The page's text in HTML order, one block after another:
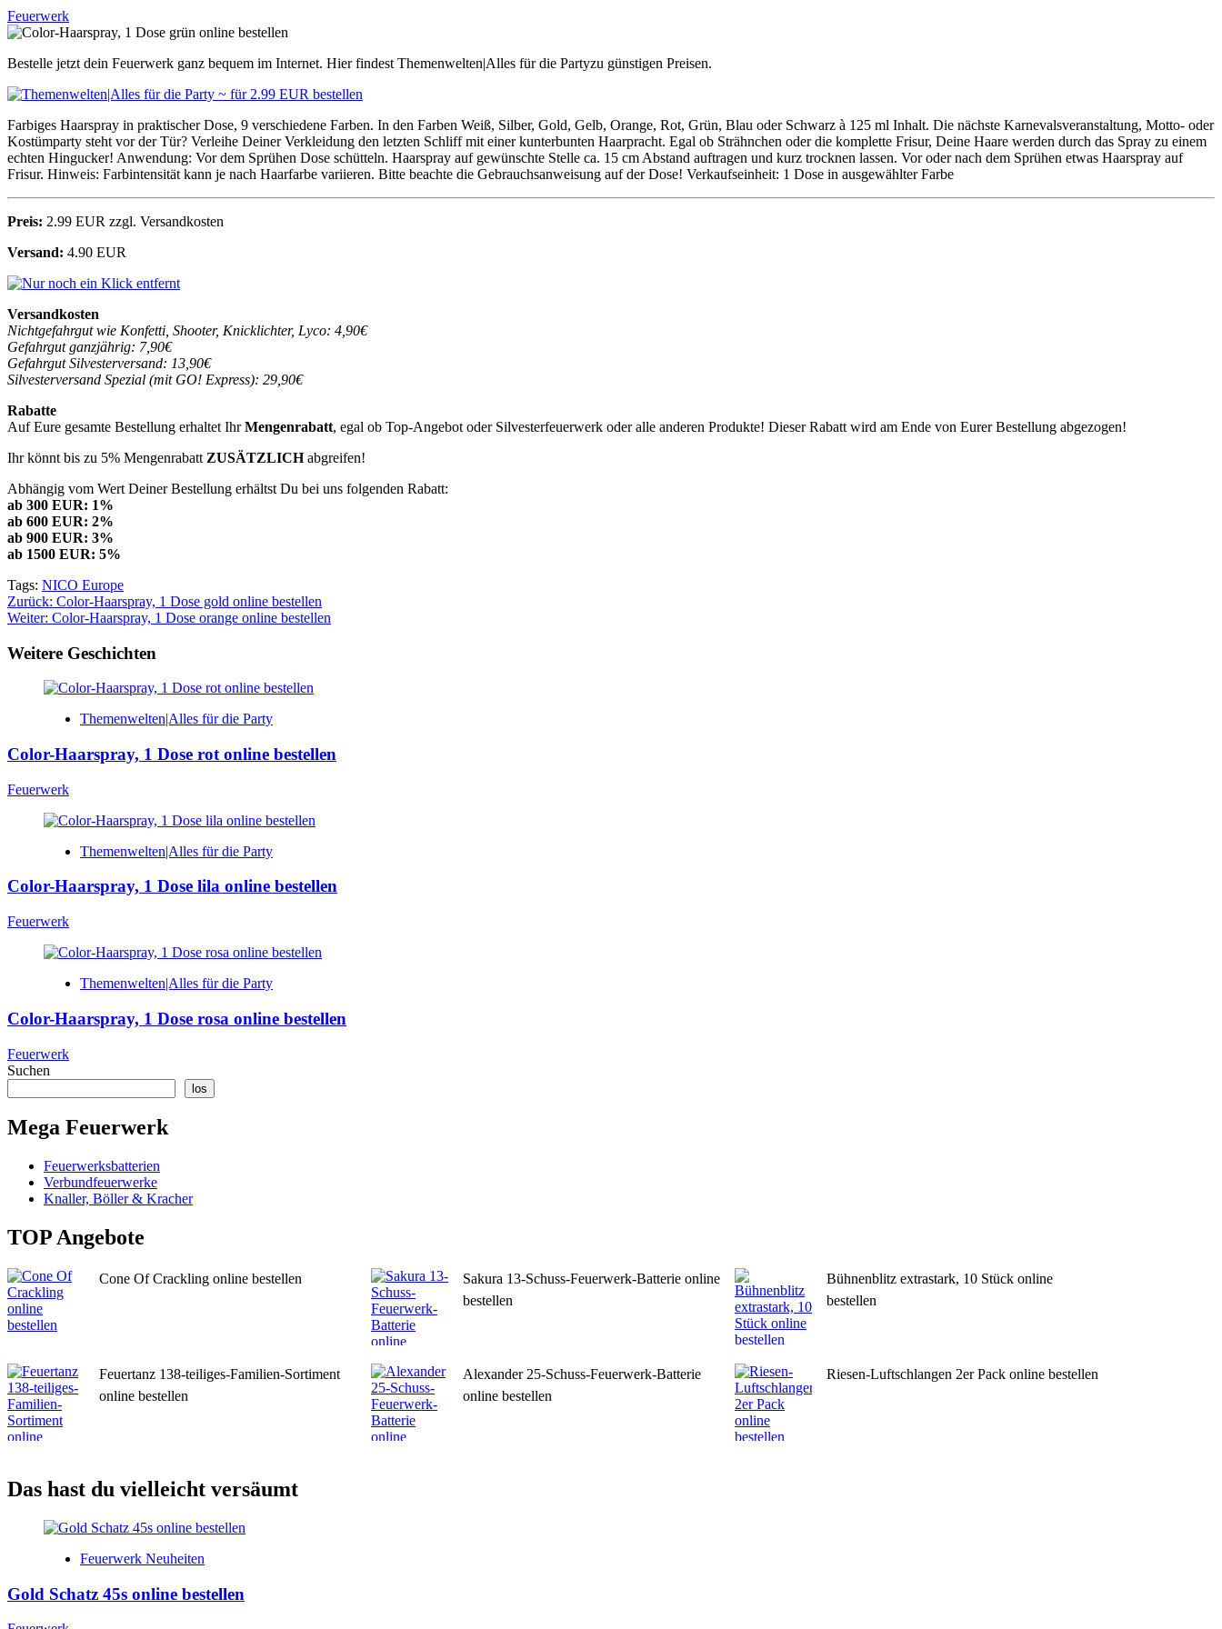
Feuerwerk
Bestelle jetzt dein Feuerwerk ganz bequem im Internet. Hier findest Themenwelten|Alles für die Partyzu günstigen Preisen.
Farbiges Haarspray in praktischer Dose, 9 verschiedene Farben. In den Farben Weiß, Silber, Gold, Gelb, Orange, Rot, Grün, Blau oder Schwarz à 125 ml Inhalt. Die nächste Karnevalsveranstaltung, Motto- oder
Kostümparty steht vor der Tür? Verleihe Deiner Verkleidung den letzten Schliff mit einer kunterbunten Haarpracht. Egal ob Strähnchen oder die komplette Frisur, Deine Haare werden durch das Spray zu einem
echten Hingucker! Anwendung: Vor dem Sprühen Dose schütteln. Haarspray auf gewünschte Stelle ca. 15 cm Abstand auftragen und kurz trocknen lassen. Vor oder nach dem Sprühen etwas Haarspray auf
Frisur. Hinweis: Farbintensität kann je nach Haarfarbe variieren. Bitte beachte die Gebrauchsanweisung auf der Dose! Verkaufseinheit: 1 Dose in ausgewählter Farbe
Preis: 2.99 EUR zzgl. Versandkosten
Versand: 4.90 EUR
Versandkosten
Nichtgefahrgut wie Konfetti, Shooter, Knicklichter, Lyco: 4,90€
Gefahrgut ganzjährig: 7,90€
Gefahrgut Silvesterversand: 13,90€
Silvesterversand Spezial (mit GO! Express): 29,90€
Rabatte
Auf Eure gesamte Bestellung erhaltet IhrMengenrabatt, egal ob Top-Angebot oder Silvesterfeuerwerk oder alle anderen Produkte! Dieser Rabatt wird am Ende von Eurer Bestellung abgezogen!
Ihr könnt bis zu 5% Mengenrabatt ZUSÄTZLICHabgreifen!
Abhängig vom Wert Deiner Bestellung erhältst Du bei uns folgenden Rabatt:
ab 300 EUR: 1%
ab 600 EUR: 2%
ab 900 EUR: 3%
ab 1500 EUR: 5%
Tags: NICO Europe
Beitragsnavigation
Zurück: Color-Haarspray, 1 Dose gold online bestellen
Weiter: Color-Haarspray, 1 Dose orange online bestellen
Weitere Geschichten
Themenwelten|Alles für die Party
Color-Haarspray, 1 Dose rot online bestellen
Feuerwerk
Themenwelten|Alles für die Party
Color-Haarspray, 1 Dose lila online bestellen
Feuerwerk
Themenwelten|Alles für die Party
Color-Haarspray, 1 Dose rosa online bestellen
Feuerwerk
Suchen
los
Mega Feuerwerk
Feuerwerksbatterien
Verbundfeuerwerke
Knaller, Böller & Kracher
TOP Angebote
Cone Of Crackling online bestellen
Sakura 13-Schuss-Feuerwerk-Batterie online
bestellen
Bühnenblitz extrastark, 10 Stück online
bestellen
Feuertanz 138-teiliges-Familien-Sortiment
online bestellen
Alexander 25-Schuss-Feuerwerk-Batterie
online bestellen
Riesen-Luftschlangen 2er Pack online bestellen
Das hast du vielleicht versäumt
Feuerwerk Neuheiten
Gold Schatz 45s online bestellen